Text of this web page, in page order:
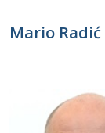
Mario Radić